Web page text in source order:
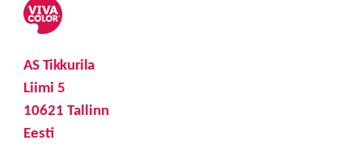
AS Tikkurila
Liimi 5
10621 Tallinn
Eesti